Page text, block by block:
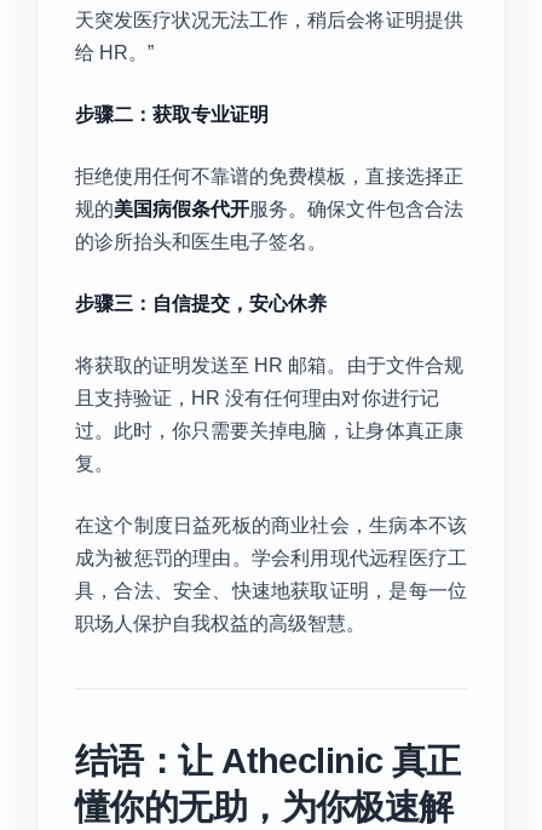
天突发医疗状况无法工作，稍后会将证明提供
给 HR。”
步骤二：获取专业证明
拒绝使用任何不靠谱的免费模板，直接选择正
规的美国病假条代开服务。确保文件包含合法
的诊所抬头和医生电子签名。
步骤三：自信提交，安心休养
将获取的证明发送至 HR 邮箱。由于文件合规
且支持验证，HR 没有任何理由对你进行记
过。此时，你只需要关掉电脑，让身体真正康
复。
在这个制度日益死板的商业社会，生病本不该
成为被惩罚的理由。学会利用现代远程医疗工
具，合法、安全、快速地获取证明，是每一位
职场人保护自我权益的高级智慧。
结语：让 Atheclinic 真正
懂你的无助，为你极速解